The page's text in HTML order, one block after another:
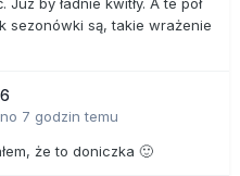
sezonówki są, takie wrażenie
7 godzin temu
że to doniczka 🙂